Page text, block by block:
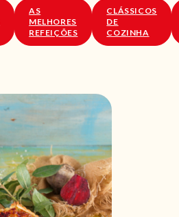
AS
MELHORES
REFEIÇÕES
CLÁSSICOS
DE
COZINHA